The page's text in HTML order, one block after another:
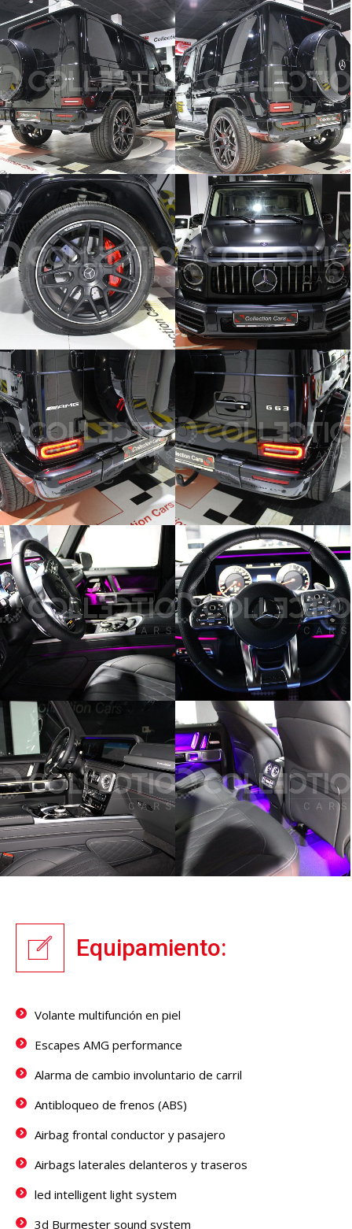
Equipamiento:
Volante multifunción en piel
Escapes AMG performance
Alarma de cambio involuntario de carril
Antibloqueo de frenos (ABS)
Airbag frontal conductor y pasajero
Airbags laterales delanteros y traseros
led intelligent light system
3d Burmester sound system